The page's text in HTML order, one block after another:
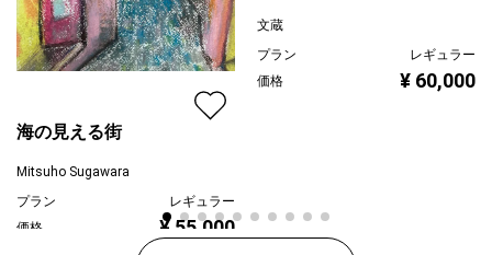
海の見える街
Mitsuho Sugawara
プラン
レギュラー
価格
¥ 55,000
文蔵
プラン
レギュラー
価格
¥ 60,000